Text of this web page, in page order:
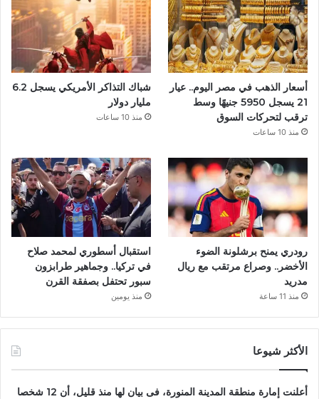
و
ك
أسعار الذهب في مصر اليوم.. عيار
21 يسجل 5950 جنيهًا وسط
ترقب لتحركات السوق
منذ 10 ساعات
شباك التذاكر الأمريكي يسجل 6.2
مليار دولار
منذ 10 ساعات
رودري يمنح برشلونة الضوء
الأخضر.. وصراع مرتقب مع ريال
مدريد
منذ 11 ساعة
استقبال أسطوري لمحمد صلاح
في تركيا.. وجماهير طرابزون
سبور تحتفل بصفقة القرن
منذ يومين
الأكثر شيوعا
أعلنت إمارة منطقة المدينة المنورة، فى بيان لها منذ قليل، أن 12 شخصا